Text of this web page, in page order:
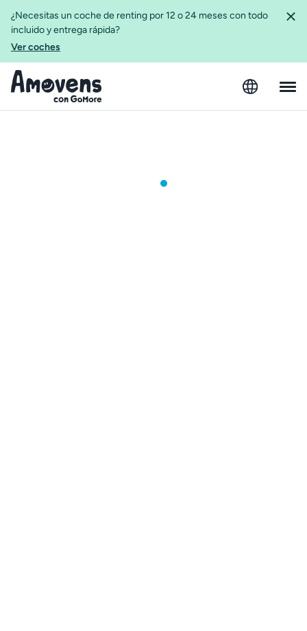
¿Necesitas un coche de renting por 12 o 24 meses con todo
incluido y entrega rápida?
Ver coches